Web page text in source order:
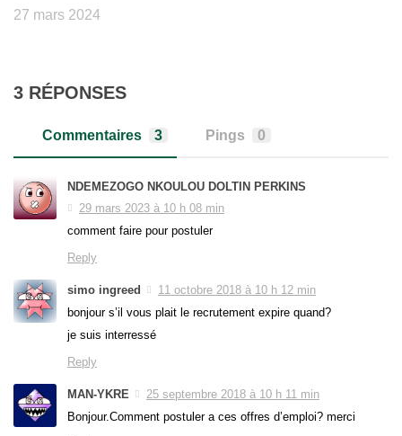
27 mars 2024
3 RÉPONSES
Commentaires 3 Pings 0
NDEMEZOGO NKOULOU DOLTIN PERKINS
29 mars 2023 à 10 h 08 min
comment faire pour postuler
Reply
simo ingreed
11 octobre 2018 à 10 h 12 min
bonjour s’il vous plait le recrutement expire quand?
je suis interressé
Reply
MAN-YKRE
25 septembre 2018 à 10 h 11 min
Bonjour.Comment postuler a ces offres d’emploi? merci